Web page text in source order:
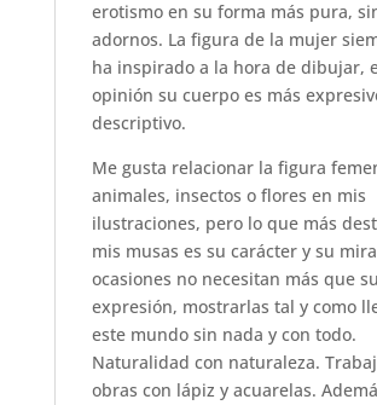
erotismo en su forma más pura,
adornos. La figura de la mujer
ha inspirado a la hora de dibujar,
opinión su cuerpo es más
descriptivo.
Me gusta relacionar la figura
animales, insectos o flores en mis
ilustraciones, pero lo que más
mis musas es su carácter y su
ocasiones no necesitan más que
expresión, mostrarlas tal y como
este mundo sin nada y con todo.
Naturalidad con naturaleza.
obras con lápiz y acuarelas.